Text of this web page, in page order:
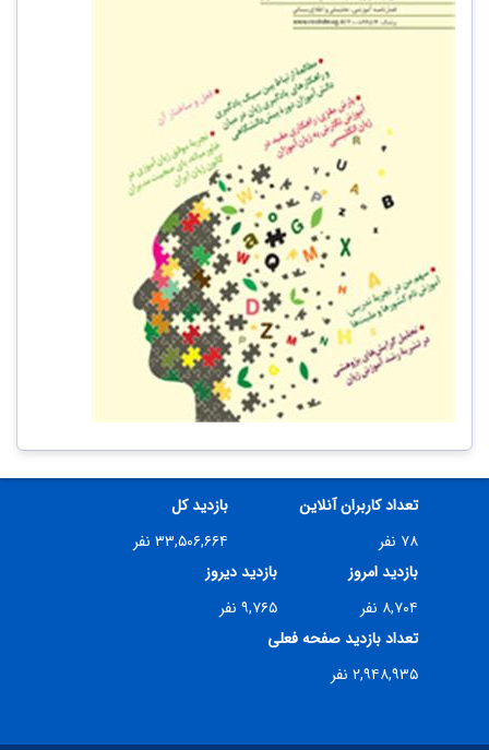
تعداد کاربران آنلاین
۷۸ نفر
بازدید کل
۳۳,۵۰۶,۶۶۴ نفر
بازدید امروز
۸,۷۰۴ نفر
بازدید دیروز
۹,۷۶۵ نفر
تعداد بازدید صفحه فعلی
۲,۹۴۸,۹۳۵ نفر